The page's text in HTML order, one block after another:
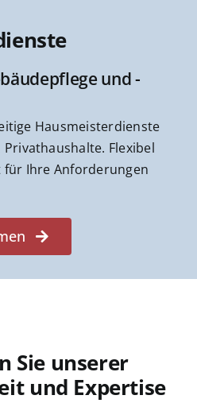
und -
Hausmeisterdienste
Flexibel
Ihre Anforderungen
Sie unserer
und Expertise